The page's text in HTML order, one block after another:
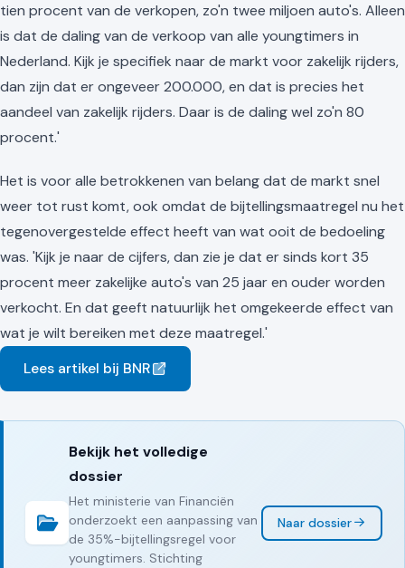
tien procent van de verkopen, zo'n twee miljoen auto's. Alleen
is dat de daling van de verkoop van alle youngtimers in
Nederland. Kijk je specifiek naar de markt voor zakelijk rijders,
dan zijn dat er ongeveer 200.000, en dat is precies het
aandeel van zakelijk rijders. Daar is de daling wel zo'n 80
procent.'
Het is voor alle betrokkenen van belang dat de markt snel
weer tot rust komt, ook omdat de bijtellingsmaatregel nu het
tegenovergestelde effect heeft van wat ooit de bedoeling
was. 'Kijk je naar de cijfers, dan zie je dat er sinds kort 35
procent meer zakelijke auto's van 25 jaar en ouder worden
verkocht. En dat geeft natuurlijk het omgekeerde effect van
wat je wilt bereiken met deze maatregel.'
Lees artikel bij BNR
Bekijk het volledige
dossier
Het ministerie van Financiën
onderzoekt een aanpassing van
de 35%-bijtellingsregel voor
youngtimers. Stichting
Naar dossier